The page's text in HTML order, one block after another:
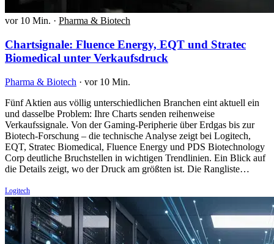
vor 10 Min. · Pharma & Biotech
Chartsignale: Fluence Energy, EQT und Stratec
Biomedical unter Verkaufsdruck
Pharma & Biotech · vor 10 Min.
Fünf Aktien aus völlig unterschiedlichen Branchen eint aktuell ein
und dasselbe Problem: Ihre Charts senden reihenweise
Verkaufssignale. Von der Gaming-Peripherie über Erdgas bis zur
Biotech-Forschung – die technische Analyse zeigt bei Logitech,
EQT, Stratec Biomedical, Fluence Energy und PDS Biotechnology
Corp deutliche Bruchstellen in wichtigen Trendlinien. Ein Blick auf
die Details zeigt, wo der Druck am größten ist. Die Rangliste…
Logitech